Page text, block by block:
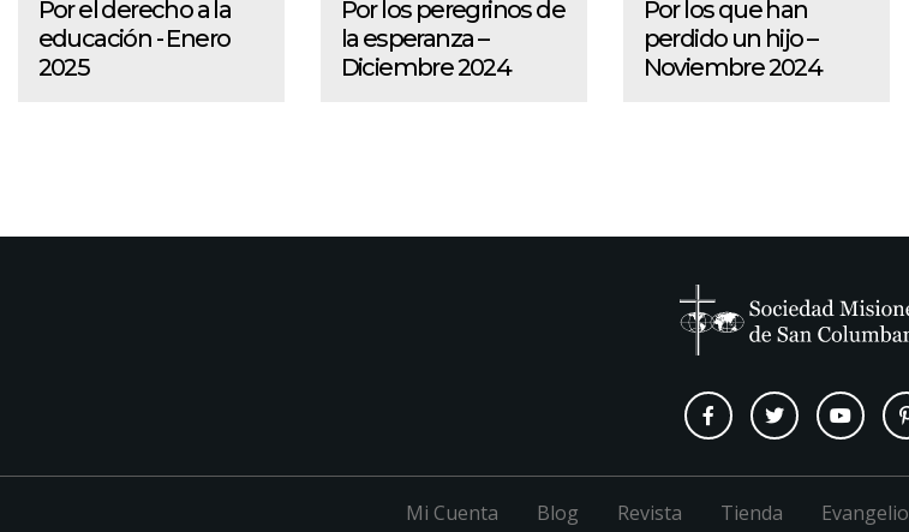
Por el derecho a la
educación - Enero
2025
Por los peregrinos de
la esperanza –
Diciembre 2024
Por los que han
perdido un hijo –
Noviembre 2024
Mi Cuenta Blog Revista Tienda Evangelio